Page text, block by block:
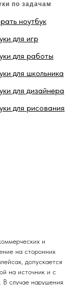
по задачам
ноутбук
для игр
для работы
для школьника
для дизайнера
для рисования
и
на сторонних
допускается
на источник и с
В случае нарушения